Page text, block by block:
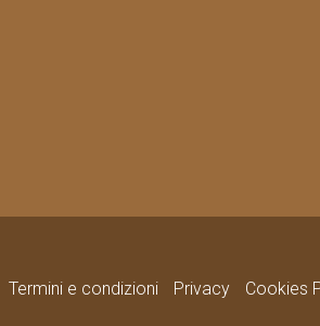
Termini e condizioni Privacy Cookies